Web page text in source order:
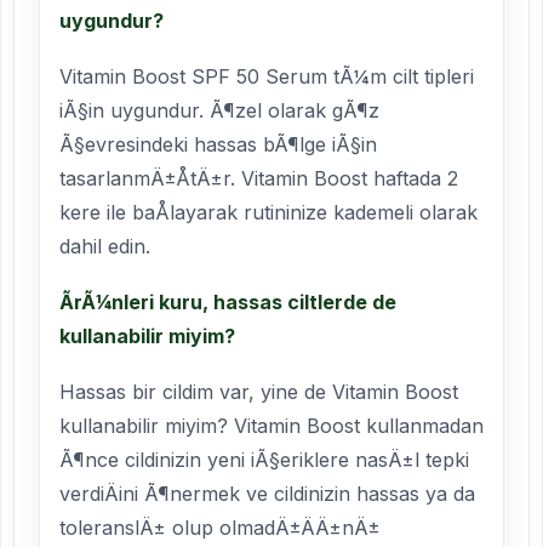
uygundur?
Vitamin Boost SPF 50 Serum tÃ¼m cilt tipleri
iÃ§in uygundur. Ã¶zel olarak gÃ¶z
Ã§evresindeki hassas bÃ¶lge iÃ§in
tasarlanmÄ±ÅtÄ±r. Vitamin Boost haftada 2
kere ile baÅlayarak rutininize kademeli olarak
dahil edin.
ÃrÃ¼nleri kuru, hassas ciltlerde de
kullanabilir miyim?
Hassas bir cildim var, yine de Vitamin Boost
kullanabilir miyim? Vitamin Boost kullanmadan
Ã¶nce cildinizin yeni iÃ§eriklere nasÄ±l tepki
verdiÄini Ã¶nermek ve cildinizin hassas ya da
toleranslÄ± olup olmadÄ±ÄÄ±nÄ±